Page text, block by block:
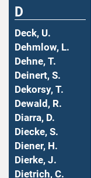
D
Deck, U.
Dehmlow, L.
Dehne, T.
Deinert, S.
Dekorsy, T.
Dewald, R.
Diarra, D.
Diecke, S.
Diener, H.
Dierke, J.
Dietrich, C.